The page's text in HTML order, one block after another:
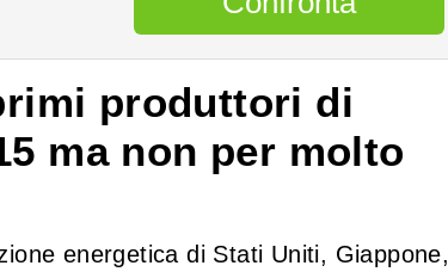
produttori di
ma non per molto
energetica di Stati Uniti, Giappone,